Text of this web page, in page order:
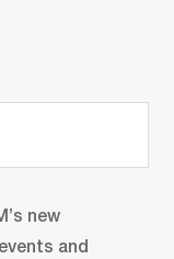
new
and